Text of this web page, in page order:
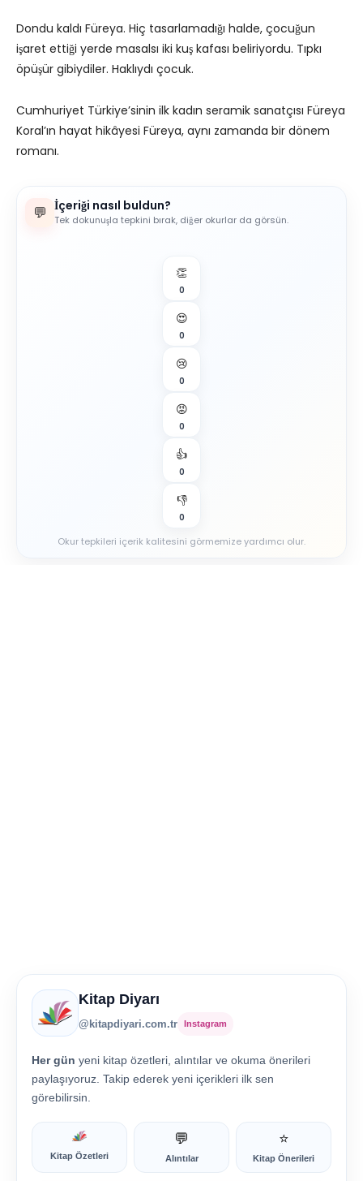
Dondu kaldı Füreya. Hiç tasarlamadığı halde, çocuğun
işaret ettiği yerde masalsı iki kuş kafası beliriyordu. Tıpkı
öpüşür gibiydiler. Haklıydı çocuk.
Cumhuriyet Türkiye’sinin ilk kadın seramik sanatçısı Füreya
Koral’ın hayat hikâyesi Füreya, aynı zamanda bir dönem
romanı.
💬 İçeriği nasıl buldun?
Tek dokunuşla tepkini bırak, diğer okurlar da görsün.
👏
0
😍
0
😢
0
😡
0
👍
0
👎
0
Okur tepkileri içerik kalitesini görmemize yardımcı olur.
Kitap Diyarı
@kitapdiyari.com.tr Instagram
Her gün yeni kitap özetleri, alıntılar ve okuma önerileri
paylaşıyoruz. Takip ederek yeni içerikleri ilk sen
görebilirsin.
Kitap Özetleri
💬
Alıntılar
⭐
Kitap Önerileri